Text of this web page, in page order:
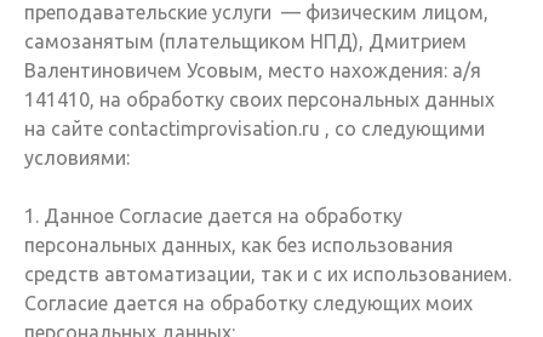
преподавательские услуги — физическим лицом,
самозанятым (плательщиком НПД), Дмитрием
Валентиновичем Усовым, место нахождения: а/я
141410, на обработку своих персональных данных
на сайте contactimprovisation.ru , со следующими
условиями:
1. Данное Согласие дается на обработку
персональных данных, как без использования
средств автоматизации, так и с их использованием.
Согласие дается на обработку следующих моих
персональных данных: